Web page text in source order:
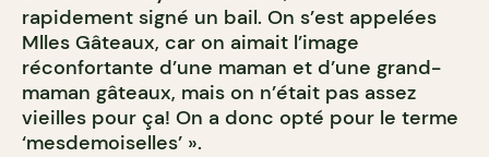
rapidement signé un bail. On s’est appelées
Mlles Gâteaux, car on aimait l’image
réconfortante d’une maman et d’une grand-
maman gâteaux, mais on n’était pas assez
vieilles pour ça! On a donc opté pour le terme
‘mesdemoiselles’ ».